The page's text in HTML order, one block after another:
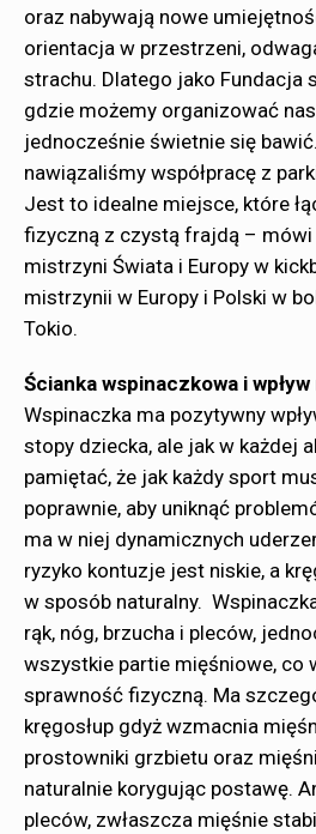
oraz nabywają nowe
orientacja w przestrzeni,
strachu. Dlatego jako Fundacja
gdzie możemy organizować
jednocześnie świetnie się
nawiązaliśmy współpracę z
Jest to idealne miejsce, które
fizyczną z czystą frajdą – mówi
mistrzyni Świata i Europy w
mistrzynii w Europy i Polski w
Tokio.
Ścianka wspinaczkowa i wpływ
Wspinaczka ma pozytywny
stopy dziecka, ale jak w każdej
pamiętać, że jak każdy sport
poprawnie, aby uniknąć
ma w niej dynamicznych
ryzyko kontuzje jest niskie, a
w sposób naturalny.
rąk, nóg, brzucha i pleców,
wszystkie partie mięśniowe, co
sprawność fizyczną. Ma
kręgosłup gdyż wzmacnia
prostowniki grzbietu oraz
naturalnie korygując postawę.
pleców, zwłaszcza mięśnie